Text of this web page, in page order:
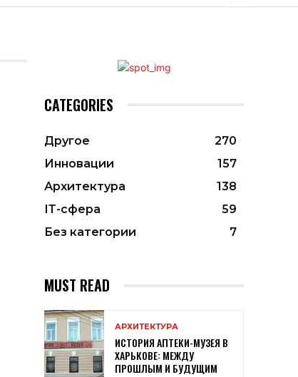
CATEGORIES
Другое
270
Инновации
157
Архитектура
138
ІТ-сфера
59
Без категории
7
MUST READ
АРХИТЕКТУРА
ИСТОРИЯ АПТЕКИ-МУЗЕЯ В
ХАРЬКОВЕ: МЕЖДУ
ПРОШЛЫМ И БУДУЩИМ